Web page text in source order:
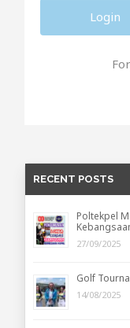
RECENT POSTS
Poltekpel
27/09/2025
Golf
14/08/2025